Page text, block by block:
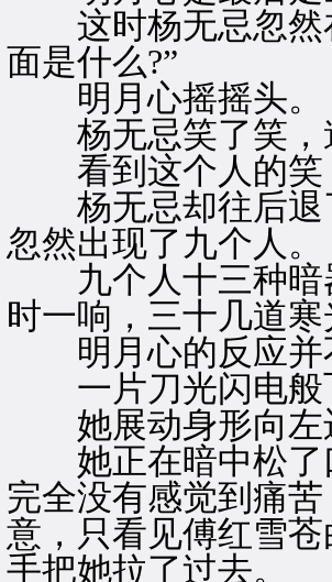
这时杨无忌忽然
面是什么?”
明月心摇摇头。
杨无忌笑了笑，
看到这个人的笑
杨无忌却往后退
忽然出现了九个人。
九个人十三种暗
时一响，三十几道
明月心的反应并
一片刀光闪电般
她展动身形向左
她正在暗中松了
完全没有感觉到痛
意，只看见傅红雪
手把她拉了过去。